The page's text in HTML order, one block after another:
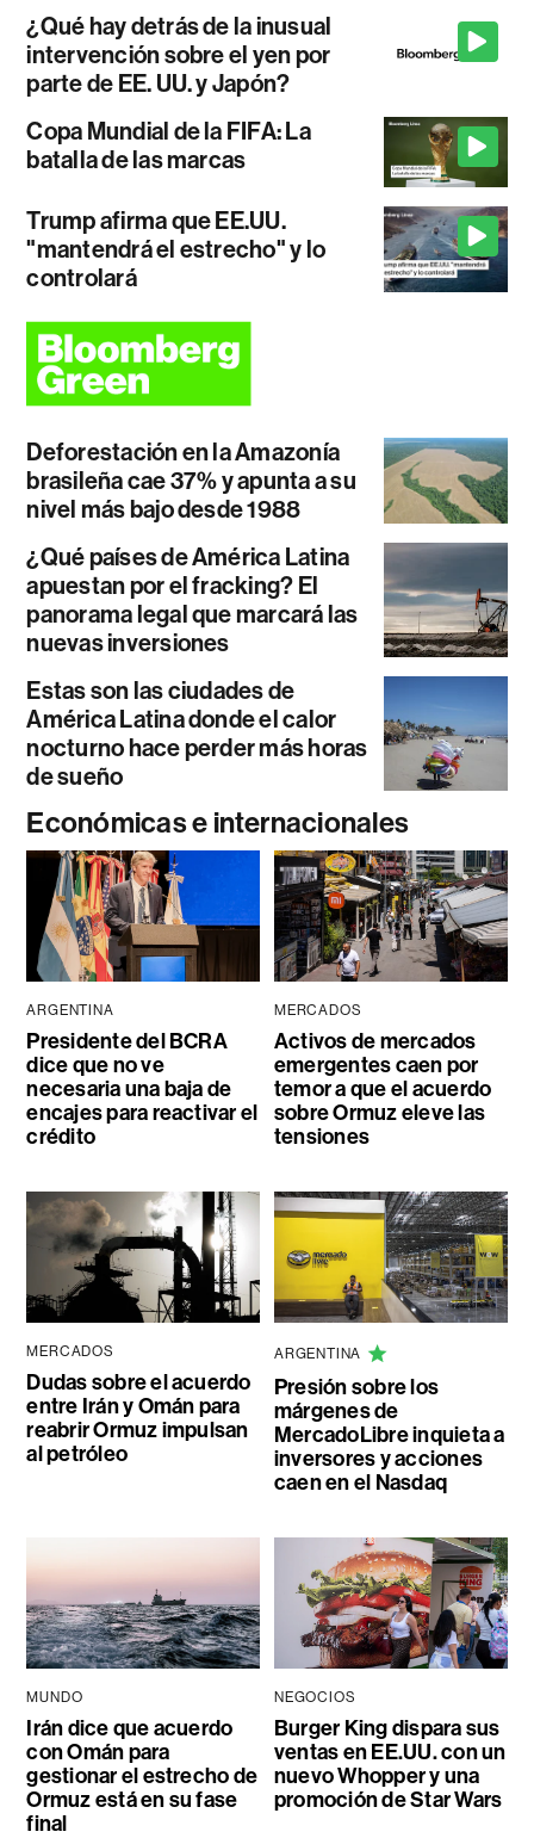
¿Qué hay detrás de la inusual
intervención sobre el yen por
parte de EE. UU. y Japón?
Copa Mundial de la FIFA: La
batalla de las marcas
Trump afirma que EE.UU.
"mantendrá el estrecho" y lo
controlará
Deforestación en la Amazonía
brasileña cae 37% y apunta a su
nivel más bajo desde 1988
¿Qué países de América Latina
apuestan por el fracking? El
panorama legal que marcará las
nuevas inversiones
Estas son las ciudades de
América Latina donde el calor
nocturno hace perder más horas
de sueño
Económicas e internacionales
ARGENTINA
Presidente del BCRA
dice que no ve
necesaria una baja de
encajes para reactivar el
crédito
MERCADOS
Activos de mercados
emergentes caen por
temor a que el acuerdo
sobre Ormuz eleve las
tensiones
MERCADOS
Dudas sobre el acuerdo
entre Irán y Omán para
reabrir Ormuz impulsan
al petróleo
ARGENTINA
Presión sobre los
márgenes de
MercadoLibre inquieta a
inversores y acciones
caen en el Nasdaq
MUNDO
Irán dice que acuerdo
con Omán para
gestionar el estrecho de
Ormuz está en su fase
final
NEGOCIOS
Burger King dispara sus
ventas en EE.UU. con un
nuevo Whopper y una
promoción de Star Wars